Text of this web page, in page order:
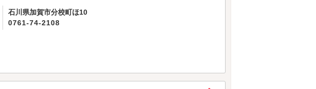
石川県加賀市分校町ほ10
0761-74-2108